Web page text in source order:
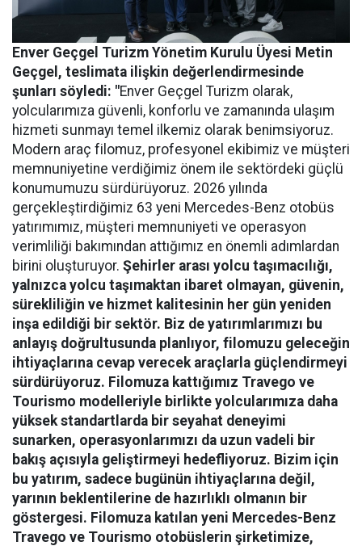
Enver Geçgel Turizm Yönetim Kurulu Üyesi Metin
Geçgel , teslimata ilişkin değerlendirmesinde
şunları söyledi: "Enver Geçgel Turizm olarak,
yolcularımıza güvenli, konforlu ve zamanında ulaşım
hizmeti sunmayı temel ilkemiz olarak benimsiyoruz.
Modern araç filomuz, profesyonel ekibimiz ve müşteri
memnuniyetine verdiğimiz önem ile sektördeki güçlü
konumumuzu sürdürüyoruz. 2026 yılında
gerçekleştirdiğimiz 63 yeni Mercedes-Benz otobüs
yatırımımız, müşteri memnuniyeti ve operasyon
verimliliği bakımından attığımız en önemli adımlardan
birini oluşturuyor. Şehirler arası yolcu taşımacılığı,
yalnızca yolcu taşımaktan ibaret olmayan, güvenin,
sürekliliğin ve hizmet kalitesinin her gün yeniden
inşa edildiği bir sektör. Biz de yatırımlarımızı bu
anlayış doğrultusunda planlıyor, filomuzu geleceğin
ihtiyaçlarına cevap verecek araçlarla güçlendirmeyi
sürdürüyoruz. Filomuza kattığımız Travego ve
Tourismo modelleriyle birlikte yolcularımıza daha
yüksek standartlarda bir seyahat deneyimi
sunarken, operasyonlarımızı da uzun vadeli bir
bakış açısıyla geliştirmeyi hedefliyoruz. Bizim için
bu yatırım, sadece bugünün ihtiyaçlarına değil,
yarının beklentilerine de hazırlıklı olmanın bir
göstergesi. Filomuza katılan yeni Mercedes-Benz
Travego ve Tourismo otobüslerin şirketimize,